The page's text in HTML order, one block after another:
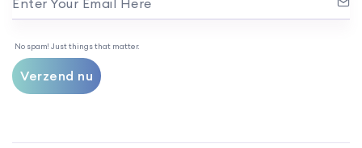
No spam! Just things that matter.
Verzend nu